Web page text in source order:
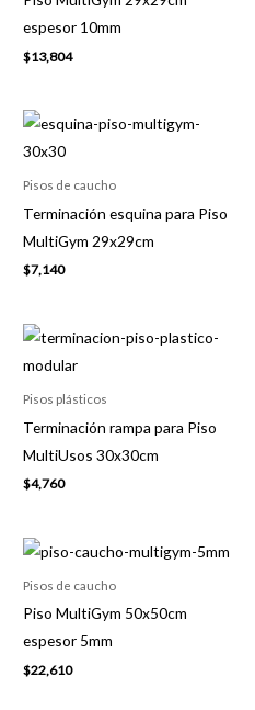
espesor 10mm
$13,804
Pisos de caucho
Terminación esquina para Piso
MultiGym 29x29cm
$7,140
Pisos plásticos
Terminación rampa para Piso
MultiUsos 30x30cm
$4,760
Pisos de caucho
Piso MultiGym 50x50cm
espesor 5mm
$22,610